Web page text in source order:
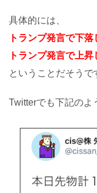
具体的には、
トランプ発言で下
トランプ発言で上
ということだそうで
Twitterでも下記のよ